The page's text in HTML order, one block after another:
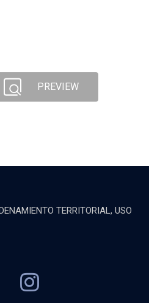
PREVIEW
TERRITORIAL, USO